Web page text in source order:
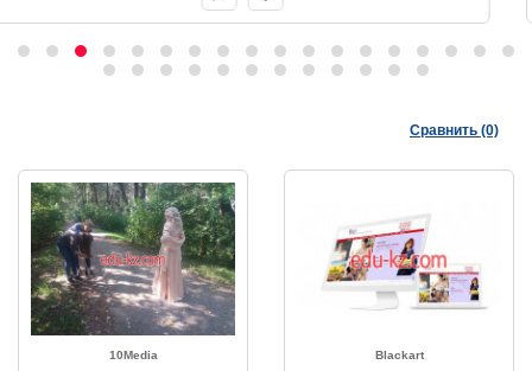
Сравнить (0)
10Media Blackart